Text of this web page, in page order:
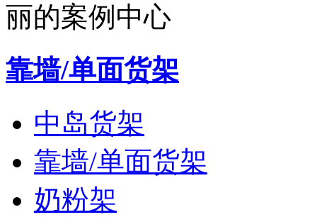
丽的案例中心
靠墙/单面货架
中岛货架
靠墙/单面货架
奶粉架